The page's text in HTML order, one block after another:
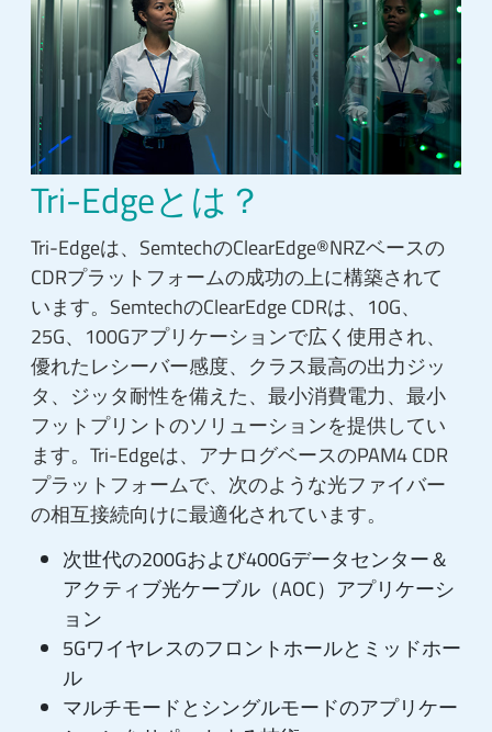
Tri-Edgeとは？
Tri-Edgeは、SemtechのClearEdge®NRZベースの
CDRプラットフォームの成功の上に構築されて
います。SemtechのClearEdge CDRは、10G、
25G、100Gアプリケーションで広く使用され、
優れたレシーバー感度、クラス最高の出力ジッ
タ、ジッタ耐性を備えた、最小消費電力、最小
フットプリントのソリューションを提供してい
ます。Tri-Edgeは、アナログベースのPAM4 CDR
プラットフォームで、次のような光ファイバー
の相互接続向けに最適化されています。
次世代の200Gおよび400Gデータセンター＆
アクティブ光ケーブル（AOC）アプリケーシ
ョン
5Gワイヤレスのフロントホールとミッドホー
ル
マルチモードとシングルモードのアプリケー